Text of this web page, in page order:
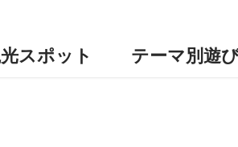
スポット テーマ別遊